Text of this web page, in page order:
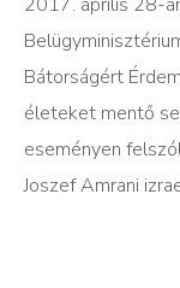
2017. április 28-
Bátorságért
életeket mentő
eseményen
Joszef Amrani